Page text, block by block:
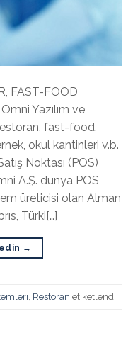
FAST-FOOD
Yazılım ve
fast-food,
okul kantinleri v.b.
Noktası (POS)
A.Ş. dünya POS
üreticisi olan Alman
Türki[…]
→
Restoran etiketlendi